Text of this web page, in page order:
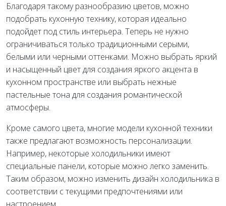
Благодаря такому разнообразию цветов, можно
подобрать кухонную технику, которая идеально
подойдет под стиль интерьера. Теперь не нужно
ограничиваться только традиционными серыми,
белыми или черными оттенками. Можно выбрать яркий
и насыщенный цвет для создания яркого акцента в
кухонном пространстве или выбрать нежные
пастельные тона для создания романтической
атмосферы.
Кроме самого цвета, многие модели кухонной техники
также предлагают возможность персонализации.
Например, некоторые холодильники имеют
специальные панели, которые можно легко заменить.
Таким образом, можно изменить дизайн холодильника в
соответствии с текущими предпочтениями или